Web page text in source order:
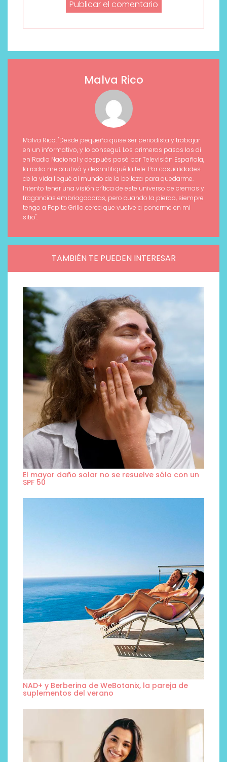
Malva Rico
Malva Rico. "Desde pequeña quise ser periodista y trabajar
en un informativo, y lo conseguí. Los primeros pasos los di
en Radio Nacional y después pasé por Televisión Española,
la radio me cautivó y desmitifiqué la tele. Por casualidades
de la vida llegué al mundo de la belleza para quedarme.
Intento tener una visión crítica de este universo de cremas y
fragancias embriagadoras, pero cuando la pierdo, siempre
tengo a Pepito Grillo cerca que vuelve a ponerme en mi
sitio".
TAMBIÉN TE PUEDEN INTERESAR
El mayor daño solar no se resuelve sólo con un
SPF 50
NAD+ y Berberina de WeBotanix, la pareja de
suplementos del verano